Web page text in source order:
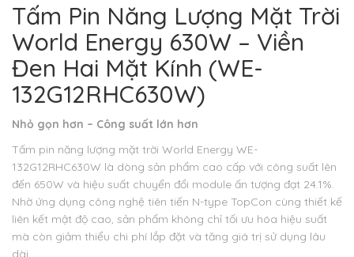
Tấm Pin Năng Lượng Mặt Trời
World Energy 630W – Viền
Đen Hai Mặt Kính (WE-
132G12RHC630W)
Nhỏ gọn hơn – Công suất lớn hơn
Tấm pin năng lượng mặt trời World Energy WE-
132G12RHC630W là dòng sản phẩm cao cấp với công suất lên
đến 650W và hiệu suất chuyển đổi module ấn tượng đạt 24.1%.
Nhờ ứng dụng công nghệ tiên tiến N-type TopCon cùng thiết kế
liên kết mật độ cao, sản phẩm không chỉ tối ưu hóa hiệu suất
mà còn giảm thiểu chi phí lắp đặt và tăng giá trị sử dụng lâu
dài.